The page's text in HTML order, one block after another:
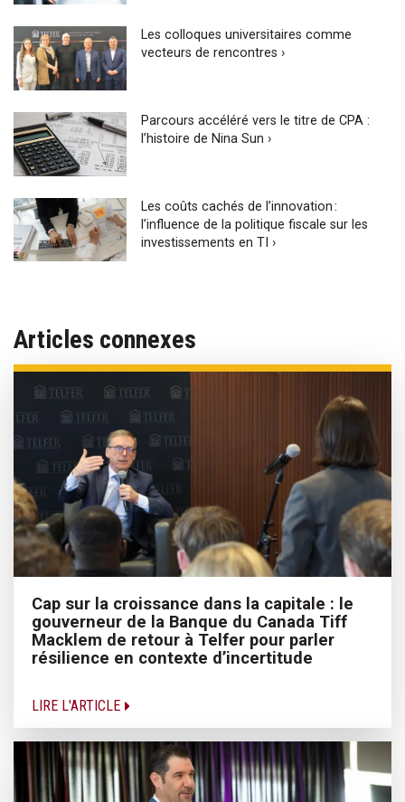
Les colloques universitaires comme
vecteurs de rencontres ›
Parcours accéléré vers le titre de CPA :
l’histoire de Nina Sun ›
Les coûts cachés de l’innovation :
l’influence de la politique fiscale sur les
investissements en TI ›
Articles connexes
Cap sur la croissance dans la capitale : le
gouverneur de la Banque du Canada Tiff
Macklem de retour à Telfer pour parler
résilience en contexte d’incertitude
LIRE L'ARTICLE